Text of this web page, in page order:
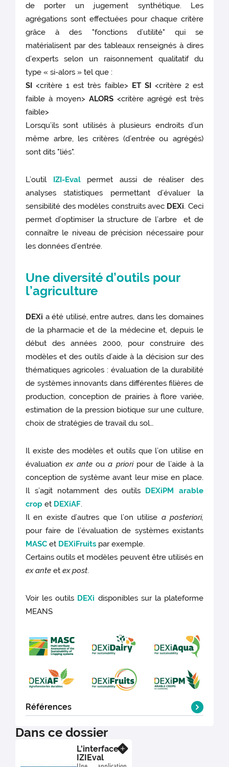
de porter un jugement synthétique. Les
agrégations sont effectuées pour chaque critère
grâce à des "fonctions d’utilité" qui se
matérialisent par des tableaux renseignés à dires
d’experts selon un raisonnement qualitatif du
type « si-alors » tel que :
SI <critère 1 est très faible> ET SI<critère 2 est
faible à moyen>ALORS <critère agrégé est très
faible>
Lorsqu’ils sont utilisés à plusieurs endroits d’un
même arbre, les critères (d’entrée ou agrégés)
sont dits "liés".
L’outil IZI-Evalpermet aussi de réaliser des
analyses statistiques permettant d’évaluer la
sensibilité des modèles construits avec DEXi. Ceci
permet d’optimiser la structure de l’arbre et de
connaître le niveau de précision nécessaire pour
les données d’entrée.
Une diversité d’outils pour
l’agriculture
DEXi a été utilisé, entre autres, dans les domaines
de la pharmacie et de la médecine et, depuis le
début des années 2000, pour construire des
modèles et des outils d’aide à la décision sur des
thématiques agricoles : évaluation de la durabilité
de systèmes innovants dans différentes filières de
production, conception de prairies à flore variée,
estimation de la pression biotique sur une culture,
choix de stratégies de travail du sol…
Il existe des modèles et outils que l’on utilise en
évaluationex ante oua prioripour de l’aide à la
conception de système avant leur mise en place.
Il s’agit notamment des outils DEXiPM arable
crop et DEXiAF.
Il en existe d’autres que l’on utilise a posteriori,
pour faire de l’évaluation de systèmes existants
MASC et DEXiFruits par exemple.
Certains outils et modèles peuvent être utilisés en
ex anteetex post.
Voir les outils DEXi disponibles sur la plateforme
MEANS
Références
Voir aussi :
https://ciag.hub.inrae.fr/les-
carrefours-de-l-innovation/evaluation-
multicritere-pour-accompagner-les-
Dans ce dossier
L'interface
IZIEval